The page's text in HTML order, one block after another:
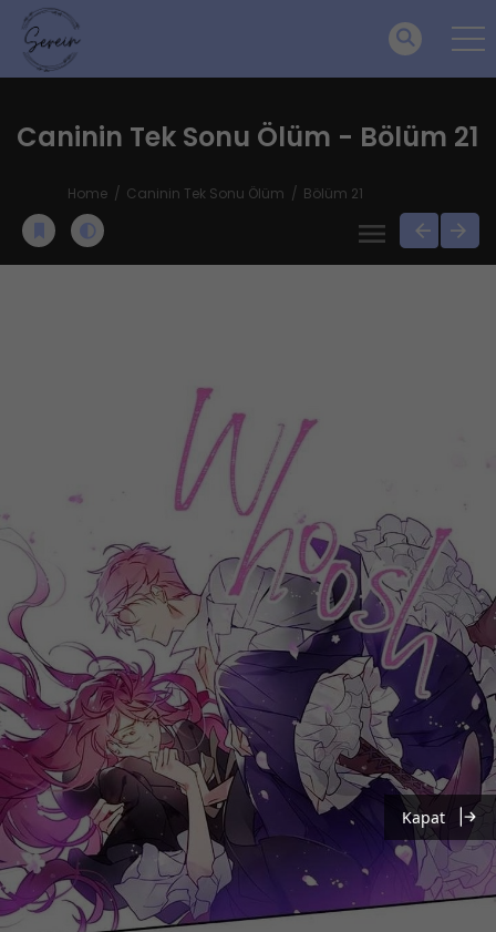
Caninin Tek Sonu Ölüm - Bölüm 21
Home Caninin Tek Sonu Ölüm Bölüm 21
Kapat